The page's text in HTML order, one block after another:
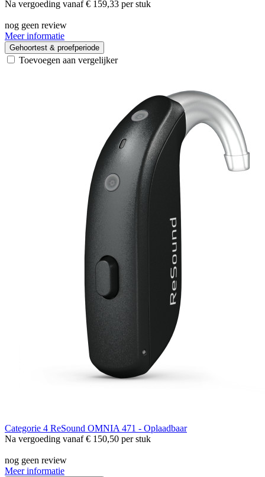
Na vergoeding vanaf€ 159,33 per stuk
nog geen review
Meer informatie
Gehoortest & proefperiode
Toevoegen aan vergelijker
Categorie 4 ReSound OMNIA 471 - Oplaadbaar
Na vergoeding vanaf€ 150,50 per stuk
nog geen review
Meer informatie